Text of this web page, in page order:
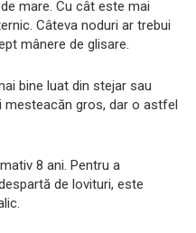
mare. Cu cât este mai
Câteva noduri ar trebui
mânere de glisare.
bine luat din stejar sau
mesteacăn gros, dar o astfel
8 ani. Pentru a
de lovituri, este